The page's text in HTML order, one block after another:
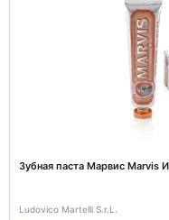
Зубная паста Марвис Marvis
Ludovico Martelli S.r.L.